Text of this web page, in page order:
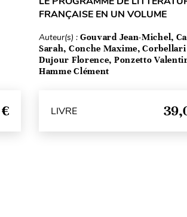
FRANÇAISE EN UN VOLUME
Auteur(s) : Gouvard Jean-Michel,
Sarah, Conche Maxime,
Dujour Florence, Ponzetto
Hamme Clément
LIVRE